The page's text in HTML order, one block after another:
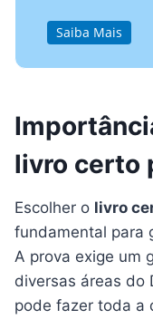
Saiba Mais
livro certo
Escolher o livro
fundamental para
A prova exige um
diversas áreas do
pode fazer toda a